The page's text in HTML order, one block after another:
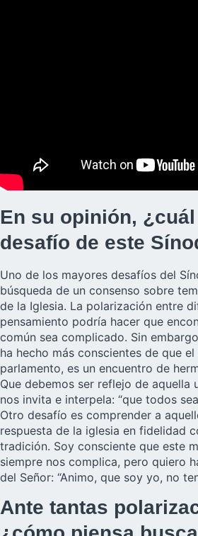
En su opinión,
desafío de este
Uno de los mayores desafíos del
búsqueda de un consenso sobre
de la Iglesia. La polarización entre
pensamiento podría hacer que
común sea complicado. Sin
ha hecho más conscientes de que
parlamento, es un encuentro de
Que debemos ser reflejo de aquella
nos invita e interpela: “que todos
Otro desafío es comprender a
respuesta de la iglesia en fidelidad
tradición. Soy consciente que este
siempre nos complica, pero quiero
del Señor: “Animo, que soy yo, no
Ante tantas